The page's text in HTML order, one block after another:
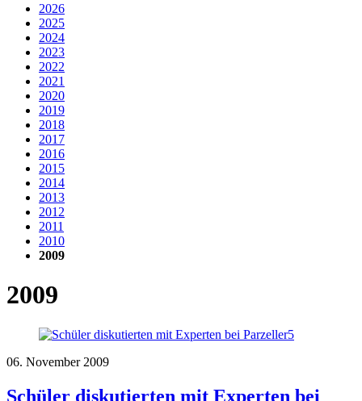
2026
2025
2024
2023
2022
2021
2020
2019
2018
2017
2016
2015
2014
2013
2012
2011
2010
2009
2009
06. November 2009
Schüler diskutierten mit Experten bei